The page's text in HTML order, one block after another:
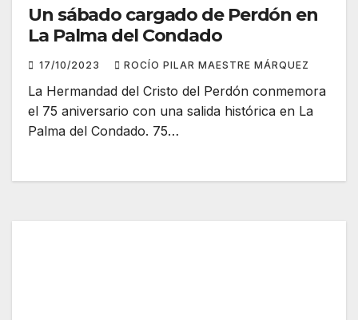
Un sábado cargado de Perdón en
La Palma del Condado
17/10/2023 ROCÍO PILAR MAESTRE MÁRQUEZ
La Hermandad del Cristo del Perdón conmemora
el 75 aniversario con una salida histórica en La
Palma del Condado. 75…